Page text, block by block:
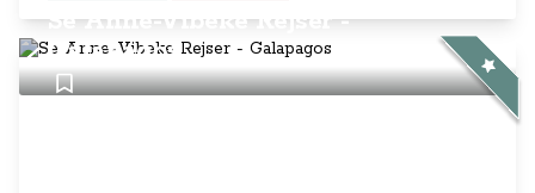
Se Anne-Vibeke Rejser -
Galapagos